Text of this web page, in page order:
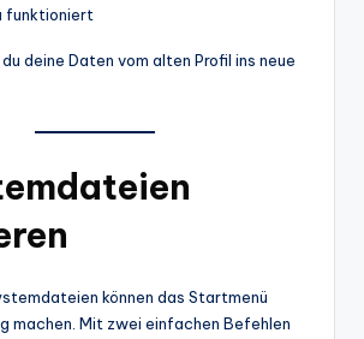
funktioniert
deine Daten vom alten Profil ins neue
können das Startmenü
machen. Mit zwei einfachen Befehlen